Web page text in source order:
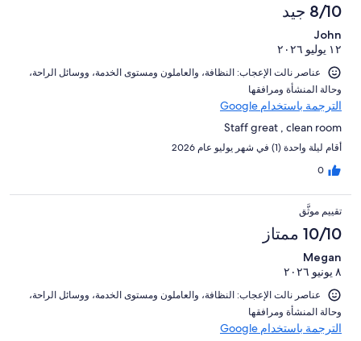
8/10 جيد
John
١٢ يوليو ٢٠٢٦
عناصر نالت الإعجاب: ⁦النظافة⁩، و⁦العاملون ومستوى الخدمة⁩، و⁦وسائل الراحة⁩،
و⁦حالة المنشأة ومرافقها⁩
الترجمة باستخدام Google
Staff great , clean room
أقام ليلة واحدة (1) في شهر يوليو عام 2026
0
تقييم موثَّق
10/10 ممتاز
Megan
٨ يونيو ٢٠٢٦
عناصر نالت الإعجاب: ⁦النظافة⁩، و⁦العاملون ومستوى الخدمة⁩، و⁦وسائل الراحة⁩،
و⁦حالة المنشأة ومرافقها⁩
الترجمة باستخدام Google